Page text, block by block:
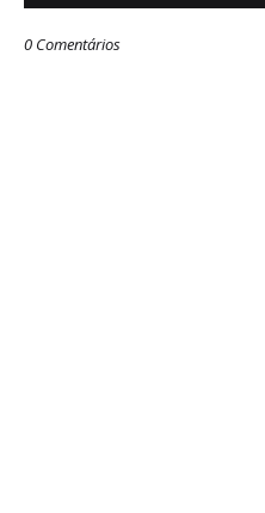
0 Comentários